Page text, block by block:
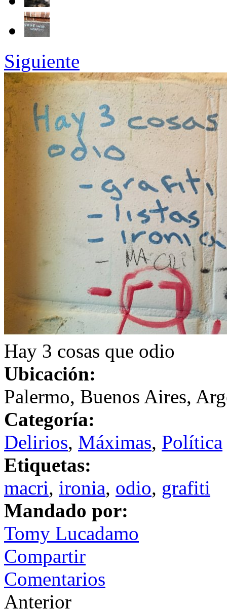
Siguiente
Hay 3 cosas que odio
Ubicación:
Palermo, Buenos Aires,
Categoría:
Delirios, Máximas, Política
Etiquetas:
macri, ironia, odio, grafiti
Mandado por:
Tomy Lucadamo
Compartir
Comentarios
Anterior